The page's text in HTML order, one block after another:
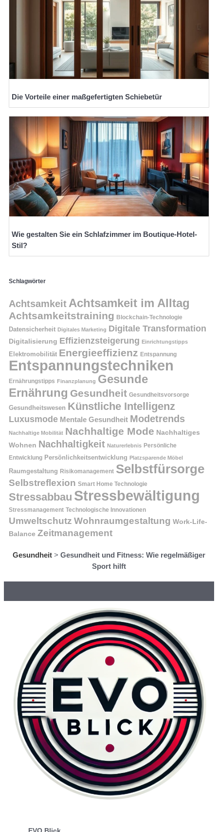
Die Vorteile einer maßgefertigten Schiebetür
Wie gestalten Sie ein Schlafzimmer im Boutique-Hotel-
Stil?
Schlagwörter
Achtsamkeit Achtsamkeit im Alltag
Achtsamkeitstraining Blockchain-Technologie
Datensicherheit Digitales Marketing Digitale Transformation
Digitalisierung Effizienzsteigerung Einrichtungstipps
Elektromobilität Energieeffizienz Entspannung
Entspannungstechniken
Ernährungstipps Finanzplanung Gesunde
Ernährung Gesundheit Gesundheitsvorsorge
Gesundheitswesen Künstliche Intelligenz
Luxusmode Mentale Gesundheit Modetrends
Nachhaltige Mobilität Nachhaltige Mode Nachhaltiges
Wohnen Nachhaltigkeit Naturerlebnis Persönliche
Entwicklung Persönlichkeitsentwicklung Platzsparende Möbel
Raumgestaltung Risikomanagement Selbstfürsorge
Selbstreflexion Smart Home Technologie
Stressabbau Stressbewältigung
Stressmanagement Technologische Innovationen
Umweltschutz Wohnraumgestaltung Work-Life-
Balance Zeitmanagement
Gesundheit > Gesundheit und Fitness: Wie regelmäßiger
Sport hilft
EVO Blick